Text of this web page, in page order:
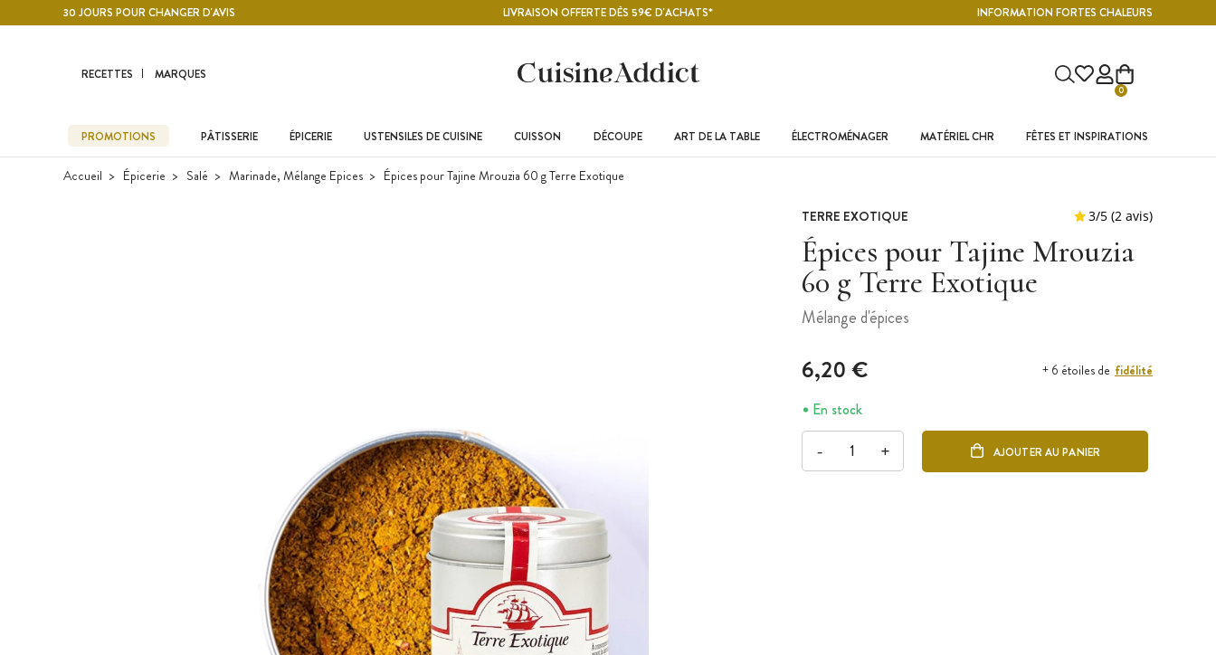
Contenu principal30 JOURS POUR CHANGER D'AVIS LIVRAISON OFFERTE DÈS 59€ D'ACHATS* INFORMATION FORTES CHALEURS
RECETTES MARQUES
0
PROMOTIONS PÂTISSERIE ÉPICERIE USTENSILES DE CUISINE CUISSON DÉCOUPE ART DE LA TABLE ÉLECTROMÉNAGER MATÉRIEL CHR FÊTES ET INSPIRATIONS
Accueil Épicerie Salé Marinade, Mélange Epices Épices pour Tajine Mrouzia 60 g Terre Exotique
TERRE EXOTIQUE
Épices pour Tajine Mrouzia
60 g Terre Exotique
Mélange d'épices
6,20 € + 6 étoiles de fidélité
En stock
- + AJOUTER AU PANIER